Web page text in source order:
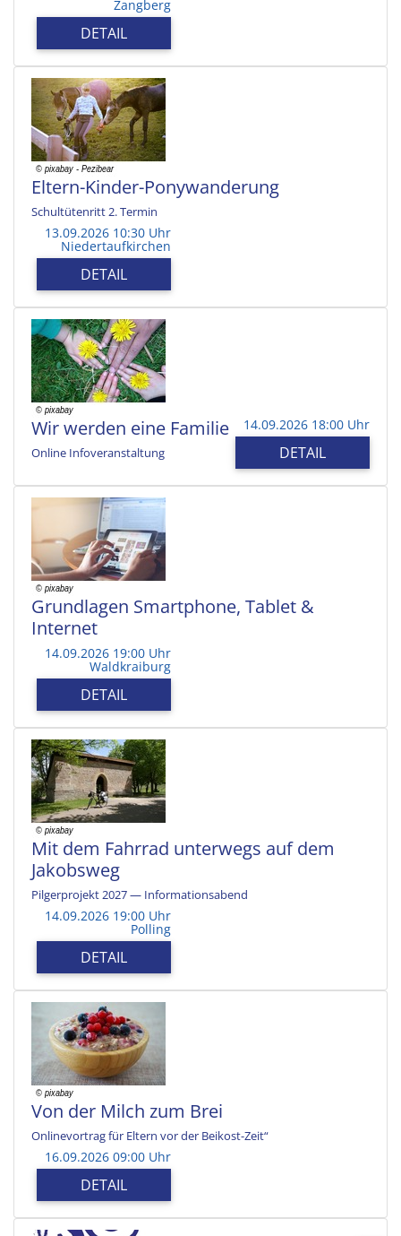
Zangberg
DETAIL
Eltern-Kinder-Ponywanderung
Schultütenritt 2. Termin
13.09.2026 10:30 Uhr
Niedertaufkirchen
DETAIL
Wir werden eine Familie
Online Infoveranstaltung
14.09.2026 18:00 Uhr
DETAIL
Grundlagen Smartphone, Tablet &
Internet
14.09.2026 19:00 Uhr
Waldkraiburg
DETAIL
Mit dem Fahrrad unterwegs auf dem
Jakobsweg
Pilgerprojekt 2027 — Informationsabend
14.09.2026 19:00 Uhr
Polling
DETAIL
Von der Milch zum Brei
Onlinevortrag für Eltern vor der Beikost-Zeit“
16.09.2026 09:00 Uhr
DETAIL